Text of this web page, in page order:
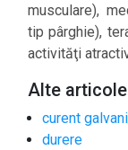
musculare),
tip pârghie),
activităţi
Alte
curent
durere